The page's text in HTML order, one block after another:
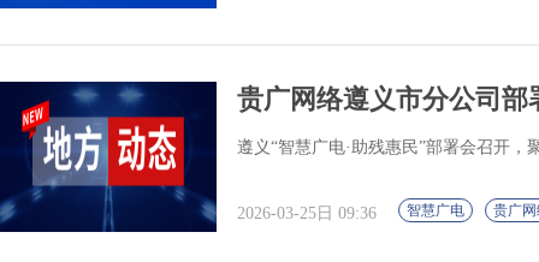
贵广网络遵义市分公司部
遵义“智慧广电·助残惠民”部署会召开，
2026-03-25日 09:36 智慧广电 贵广